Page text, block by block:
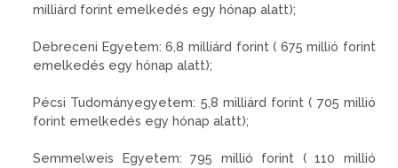
milliárd forint emelkedés egy hónap alatt);
Debreceni Egyetem: 6,8 milliárd forint ( 675 millió forint
emelkedés egy hónap alatt);
Pécsi Tudományegyetem: 5,8 milliárd forint ( 705 millió
forint emelkedés egy hónap alatt);
Semmelweis Egyetem: 795 millió forint ( 110 millió